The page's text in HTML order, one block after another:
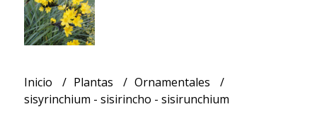
Inicio Plantas
Ornamentales
sisyrinchium - sisirincho - sisirunchium